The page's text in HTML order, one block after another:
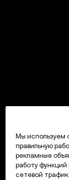
Мы используем
правильную
рекламные
работу
сетевой